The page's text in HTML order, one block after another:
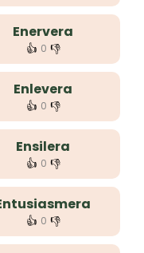
Enervera
👍 0 👎
Enlevera
👍 0 👎
Ensilera
👍 0 👎
👍 0 👎